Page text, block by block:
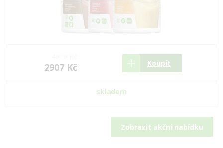
2907 Kč Koupit
skladem
Zobrazit akční nabídku